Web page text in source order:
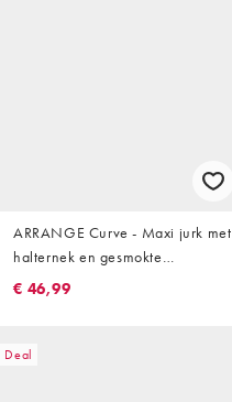
ARRANGE Curve - Maxi jurk met
halternek en gesmokte
tailleband in rood
€ 46,99
Deal